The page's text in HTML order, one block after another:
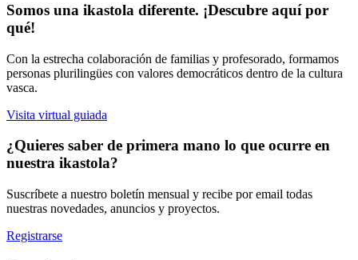
Somos una ikastola diferente. ¡Descubre aquí por
qué!
Con la estrecha colaboración de familias y profesorado, formamos
personas plurilingües con valores democráticos dentro de la cultura
vasca.
Visita virtual guiada
¿Quieres saber de primera mano lo que ocurre en
nuestra ikastola?
Suscríbete a nuestro boletín mensual y recibe por email todas
nuestras novedades, anuncios y proyectos.
Registrarse